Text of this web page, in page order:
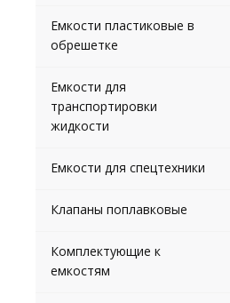
Емкости пластиковые в
обрешетке
Емкости для
транспортировки
жидкости
Емкости для спецтехники
Клапаны поплавковые
Комплектующие к
емкостям